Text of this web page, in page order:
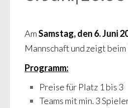
AmSamstag, den 6. Juni
Mannschaft und zeigt
Programm:
Preise für Platz 1 bis 3
Teams mit min. 3